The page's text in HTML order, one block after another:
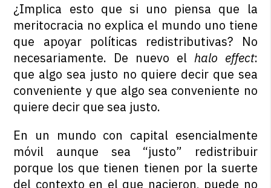
¿Implica esto que si uno piensa que la
meritocracia no explica el mundo uno tiene
que apoyar políticas redistributivas? No
necesariamente. De nuevo el halo effect:
que algo sea justo no quiere decir que sea
conveniente y que algo sea conveniente no
quiere decir que sea justo.
En un mundo con capital esencialmente
móvil aunque sea “justo” redistribuir
porque los que tienen tienen por la suerte
del contexto en el que nacieron, puede no